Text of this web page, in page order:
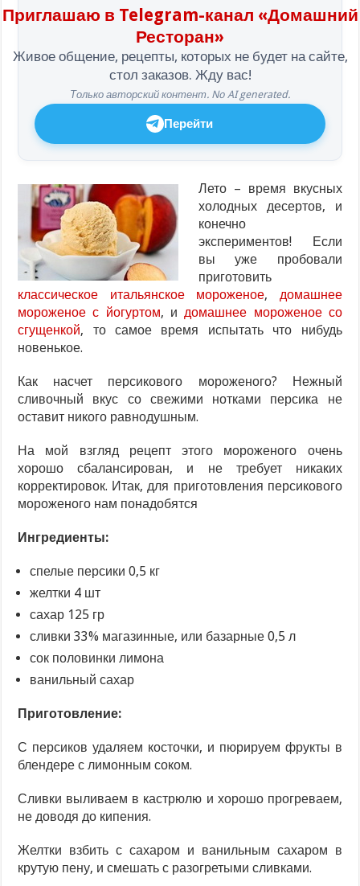
Приглашаю в Telegram-канал «Домашний
Ресторан»
Живое общение, рецепты, которых не будет на сайте,
стол заказов. Жду вас!
Только авторский контент. No AI generated.
Перейти
Лето – время вкусных
холодных десертов, и
конечно
экспериментов! Если
вы уже пробовали
приготовить
классическое итальянское мороженое, домашнее
мороженое с йогуртом, идомашнее мороженое со
сгущенкой, то самое время испытать что нибудь
новенькое.
Как насчет персикового мороженого? Нежный
сливочный вкус со свежими нотками персика не
оставит никого равнодушным.
На мой взгляд рецепт этого мороженого очень
хорошо сбалансирован, и не требует никаких
корректировок. Итак, для приготовления персикового
мороженого нам понадобятся
Ингредиенты:
спелые персики 0,5 кг
желтки 4 шт
сахар 125 гр
сливки 33% магазинные, или базарные 0,5 л
сок половинки лимона
ванильный сахар
Приготовление:
С персиков удаляем косточки, и пюрируем фрукты в
блендере с лимонным соком.
Сливки выливаем в кастрюлю и хорошо прогреваем,
не доводя до кипения.
Желтки взбить с сахаром и ванильным сахаром в
крутую пену, и смешать с разогретыми сливками.